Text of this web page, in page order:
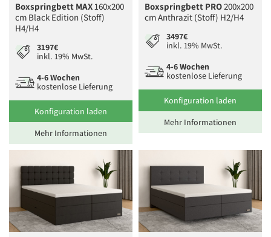
Boxspringbett MAX160x200
cm Black Edition (Stoff)
H4/H4
3197€
inkl. 19% MwSt.
4-6 Wochen
kostenlose Lieferung
Konfiguration laden
Mehr Informationen
Boxspringbett PRO200x200
cm Anthrazit (Stoff) H2/H4
3497€
inkl. 19% MwSt.
4-6 Wochen
kostenlose Lieferung
Konfiguration laden
Mehr Informationen